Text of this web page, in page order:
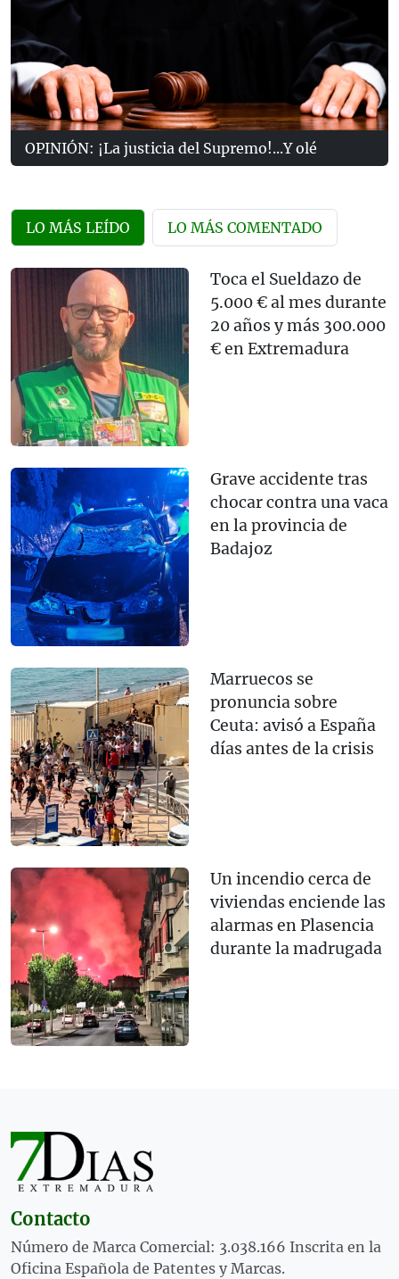
OPINIÓN: ¡La justicia del Supremo!...Y olé
LO MÁS LEÍDO LO MÁS COMENTADO
Toca el Sueldazo de
5.000 € al mes durante
20 años y más 300.000
€ en Extremadura
Grave accidente tras
chocar contra una vaca
en la provincia de
Badajoz
Marruecos se
pronuncia sobre
Ceuta: avisó a España
días antes de la crisis
Un incendio cerca de
viviendas enciende las
alarmas en Plasencia
durante la madrugada
Contacto
Número de Marca Comercial: 3.038.166 Inscrita en la
Oficina Española de Patentes y Marcas.